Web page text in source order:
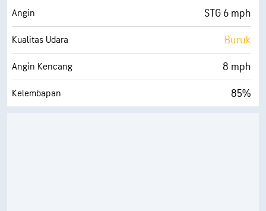
Tutupan Awan 71%
Jarak Pandang 10 mi
Ketinggian Awan 30000 ft
Angin STG 6 mph
Kualitas Udara Buruk
Angin Kencang 8 mph
Kelembapan 85%